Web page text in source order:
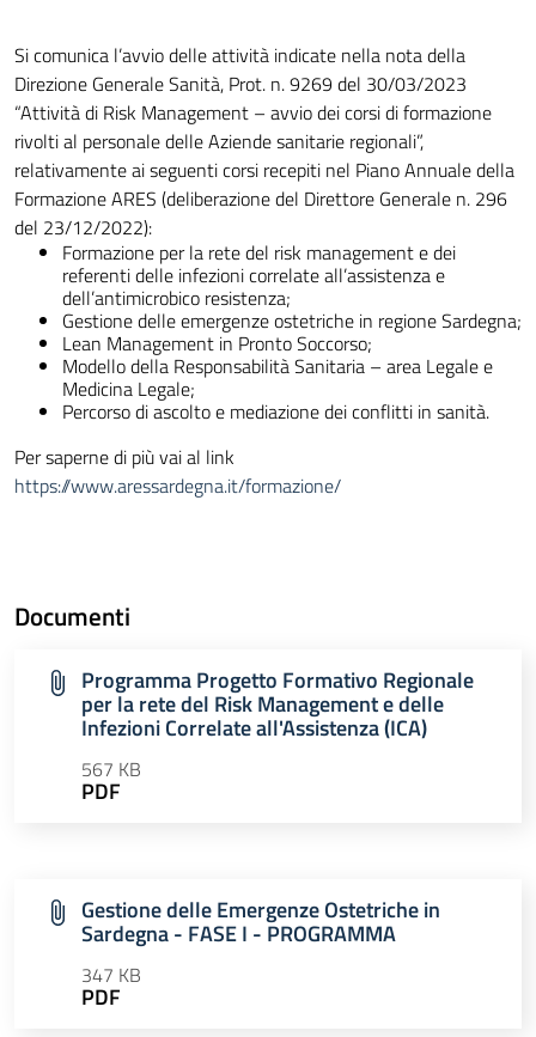
Si comunica l’avvio delle attività indicate nella nota della
Direzione Generale Sanità, Prot. n. 9269 del 30/03/2023
“Attività di Risk Management – avvio dei corsi di formazione
rivolti al personale delle Aziende sanitarie regionali”,
relativamente ai seguenti corsi recepiti nel Piano Annuale della
Formazione ARES (deliberazione del Direttore Generale n. 296
del 23/12/2022):
Formazione per la rete del risk management e dei
referenti delle infezioni correlate all’assistenza e
dell’antimicrobico resistenza;
Gestione delle emergenze ostetriche in regione Sardegna;
Lean Management in Pronto Soccorso;
Modello della Responsabilità Sanitaria – area Legale e
Medicina Legale;
Percorso di ascolto e mediazione dei conflitti in sanità.
Per saperne di più vai al link
https://www.aressardegna.it/formazione/
Documenti
Programma Progetto Formativo Regionale
per la rete del Risk Management e delle
Infezioni Correlate all'Assistenza (ICA)
567 KB
PDF
Gestione delle Emergenze Ostetriche in
Sardegna - FASE I - PROGRAMMA
347 KB
PDF